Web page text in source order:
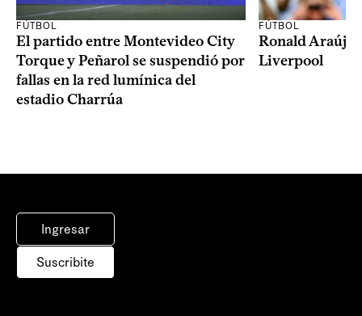
FÚTBOL
El partido entre Montevideo City
Torque y Peñarol se suspendió por
fallas en la red lumínica del
estadio Charrúa
FÚTBOL
Ronald Araújo
Liverpool
Ingresar
Suscribite